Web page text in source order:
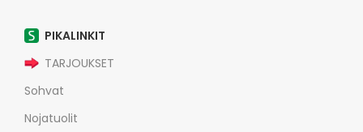
PIKALINKIT
TARJOUKSET
Sohvat
Nojatuolit